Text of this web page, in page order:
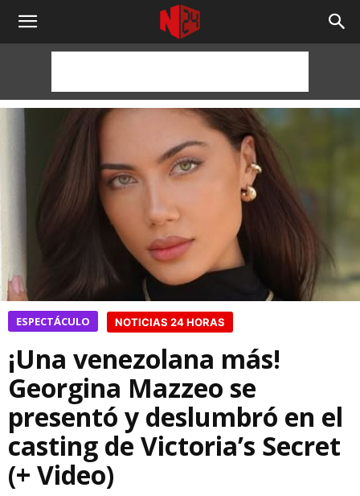
NOTICIAS
HORAS
ESPECTÁCULO NOTICIAS 24 HORAS
¡Una venezolana más!
Georgina Mazzeo se
presentó y deslumbró en el
casting de Victoria’s Secret
(+ Video)